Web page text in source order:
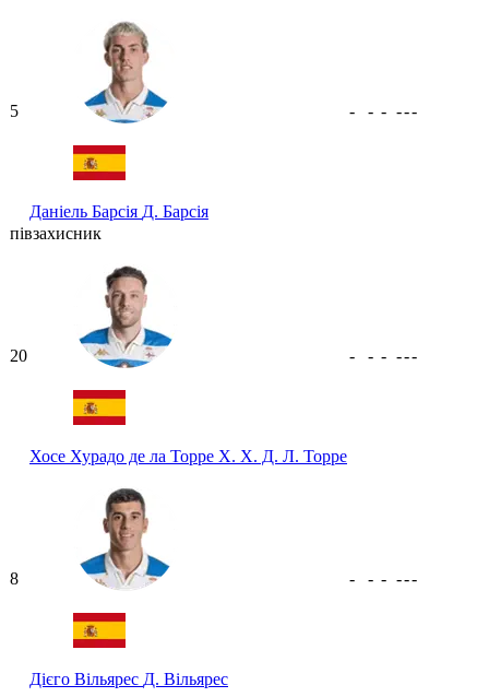
5
Даніель Барсія Д. Барсія
- - - ---
півзахисник
20
Хосе Хурадо де ла Торре Х. Х. Д. Л. Торре
- - - ---
8
Дієго Вільярес Д. Вільярес
- - - ---